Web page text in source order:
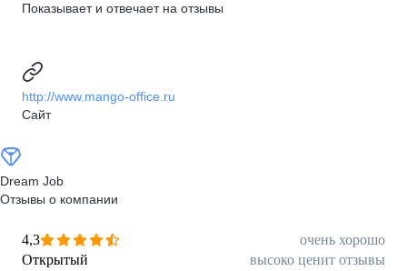
Показывает и отвечает на отзывы
http://www.mango-office.ru
Сайт
Dream Job
Отзывы о компании
4,3
очень хорошо
Открытый
высоко ценит отзывы